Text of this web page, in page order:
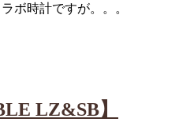
ボ時計ですが。。。
LZ&SB】